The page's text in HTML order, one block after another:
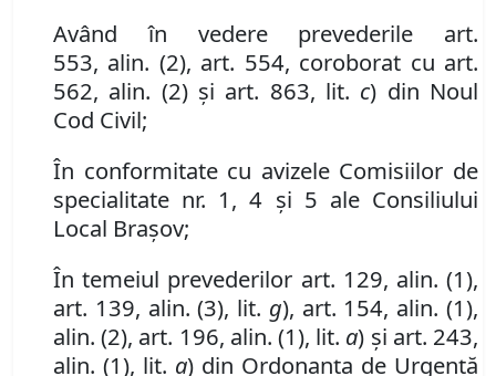
Având în vedere prevederile art.
553, alin. (2), art. 554, coroborat cu art.
562, alin. (2) și art. 863, lit. c) din Noul
Cod Civil;
În conformitate cu avizele Comisiilor de
specialitate nr. 1, 4 și 5 ale Consiliului
Local Brașov;
În temeiul prevederilor art. 129, alin. (1),
art. 139, alin.(3), lit. g), art. 154, alin. (1),
alin. (2), art. 196, alin.(1), lit. a) și art. 243,
alin. (1), lit. a) din Ordonanța de Urgență